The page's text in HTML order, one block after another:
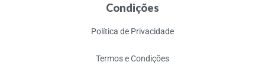
Condições
Política de Privacidade
Termos e Condições